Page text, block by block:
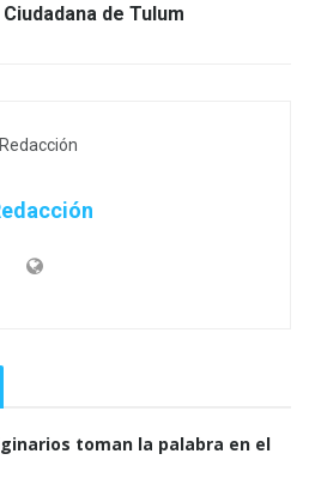
de Tulum
toman la palabra en el